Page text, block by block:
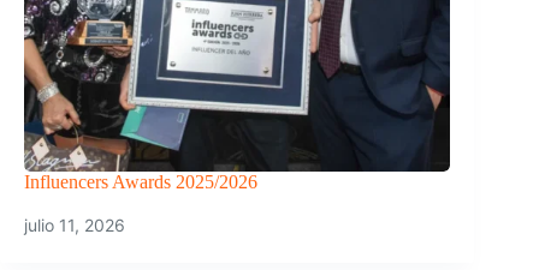
Influencers Awards 2025/2026
julio 11, 2026